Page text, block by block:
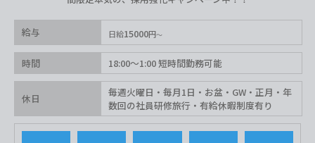
給与 日給15000円
時間 18:00〜1:00 短時間勤務可能
休日
毎週火曜日・毎月1日・お盆・GW・正月・年
数回の社員研修旅行・有給休暇制度有り